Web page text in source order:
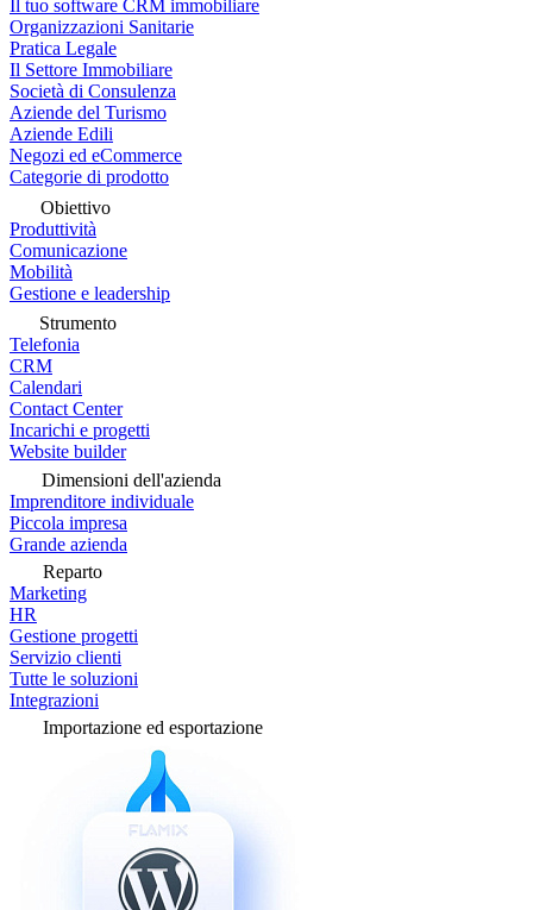
Il tuo software CRM immobiliare
Organizzazioni Sanitarie
Pratica Legale
Il Settore Immobiliare
Società di Consulenza
Aziende del Turismo
Aziende Edili
Negozi ed eCommerce
Categorie di prodotto
Obiettivo
Produttività
Comunicazione
Mobilità
Gestione e leadership
Strumento
Telefonia
CRM
Calendari
Contact Center
Incarichi e progetti
Website builder
Dimensioni dell'azienda
Imprenditore individuale
Piccola impresa
Grande azienda
Reparto
Marketing
HR
Gestione progetti
Servizio clienti
Tutte le soluzioni
Integrazioni
Importazione ed esportazione